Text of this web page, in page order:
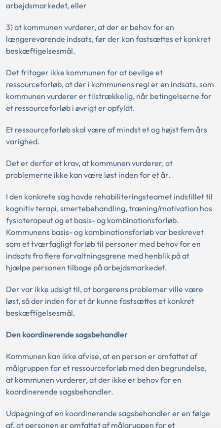
arbejdsmarkedet, eller
3) at kommunen vurderer, at der er behov for en
længerevarende indsats, før der kan fastsættes et konkret
beskæftigelsesmål.
Det fritager ikke kommunen for at bevilge et
ressourceforløb, at der i kommunens regi er en indsats, som
kommunen vurderer er tilstrækkelig, når betingelserne for
et ressourceforløb i øvrigt er opfyldt.
Et ressourceforløb skal være af mindst et og højst fem års
varighed.
Det er derfor et krav, at kommunen vurderer, at
problemerne ikke kan være løst inden for et år.
I den konkrete sag havde rehabiliteringsteamet indstillet til
kognitiv terapi, smertebehandling, træning/motivation hos
fysioterapeut og et basis- og kombinationsforløb.
Kommunens basis- og kombinationsforløb var beskrevet
som et tværfagligt forløb til personer med behov for en
indsats fra flere forvaltningsgrene med henblik på at
hjælpe personen tilbage på arbejdsmarkedet.
Der var ikke udsigt til, at borgerens problemer ville være
løst, så der inden for et år kunne fastsættes et konkret
beskæftigelsesmål.
Den koordinerende sagsbehandler
Kommunen kan ikke afvise, at en person er omfattet af
målgruppen for et ressourceforløb med den begrundelse,
at kommunen vurderer, at der ikke er behov for en
koordinerende sagsbehandler.
Udpegning af en koordinerende sagsbehandler er en følge
af, at personen er omfattet af målgruppen for et